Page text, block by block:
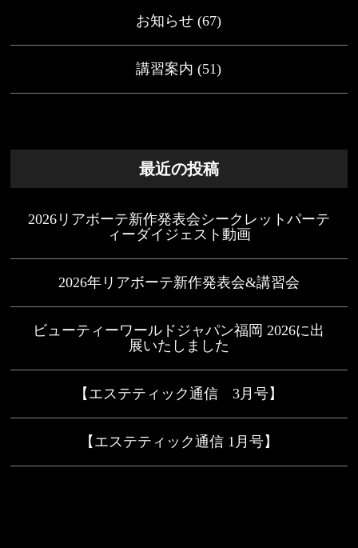
お知らせ (67)
講習案内 (51)
最近の投稿
2026リアボーテ新作発表会シークレットパーテ
ィーダイジェスト動画
2026年リアボーテ新作発表会&講習会
ビューティーワールドジャパン福岡 2026に出
展いたしました
【エステティック通信 3月号】
【エステティック通信 1月号】